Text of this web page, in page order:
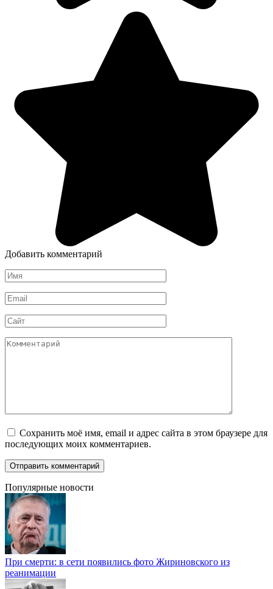
Добавить комментарий
Имя
*
Email
*
Сайт
Комментарий
Сохранить моё имя, email и адрес сайта в этом браузере для
последующих моих комментариев.
Популярные новости
При смерти: в сети появились фото Жириновского из
реанимации